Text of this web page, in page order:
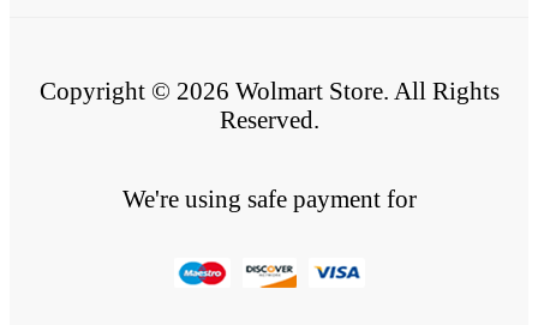
Copyright © 2026 Wolmart Store. All Rights
Reserved.
We're using safe payment for